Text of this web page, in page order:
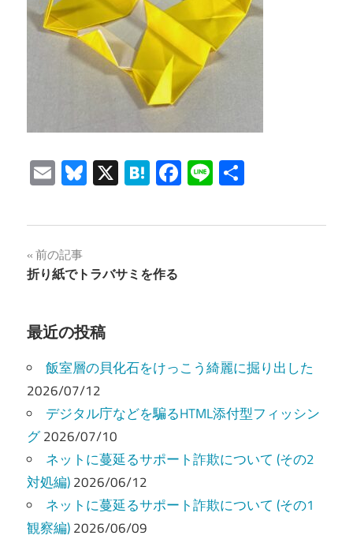
EmailBluesky
X Hatena
Facebook
Line
投
稿
ナ
ビ
ゲ
ー
シ
ョ
ン
前の記事
折り紙でトラバサミを作る
最近の投稿
飯室層の貝化石をけっこう綺麗に掘り出した
2026/07/12
デジタル庁などを騙るHTML添付型フィッシン
グ2026/07/10
ネットに蔓延るサポート詐欺について (その2
対処編)2026/06/12
ネットに蔓延るサポート詐欺について (その1
観察編)2026/06/09